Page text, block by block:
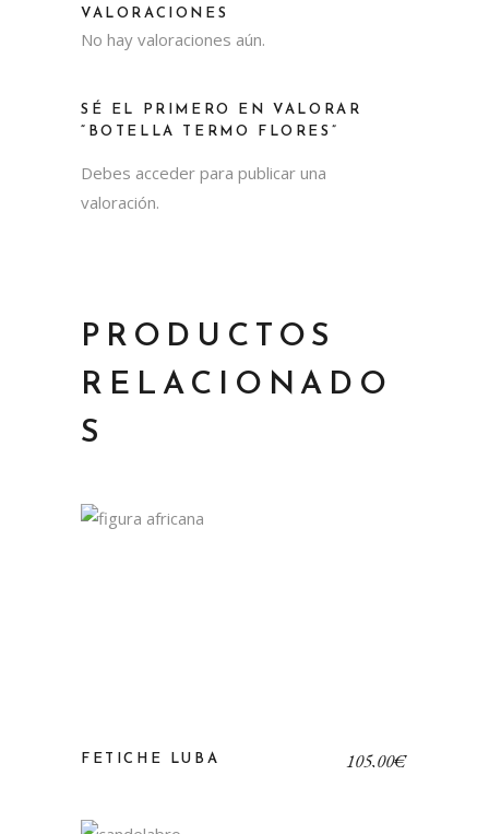
VALORACIONES
No hay valoraciones aún.
SÉ EL PRIMERO EN VALORAR
“BOTELLA TERMO FLORES”
Debes acceder para publicar una
valoración.
PRODUCTOS
RELACIONADO
S
FETICHE LUBA 105,00€